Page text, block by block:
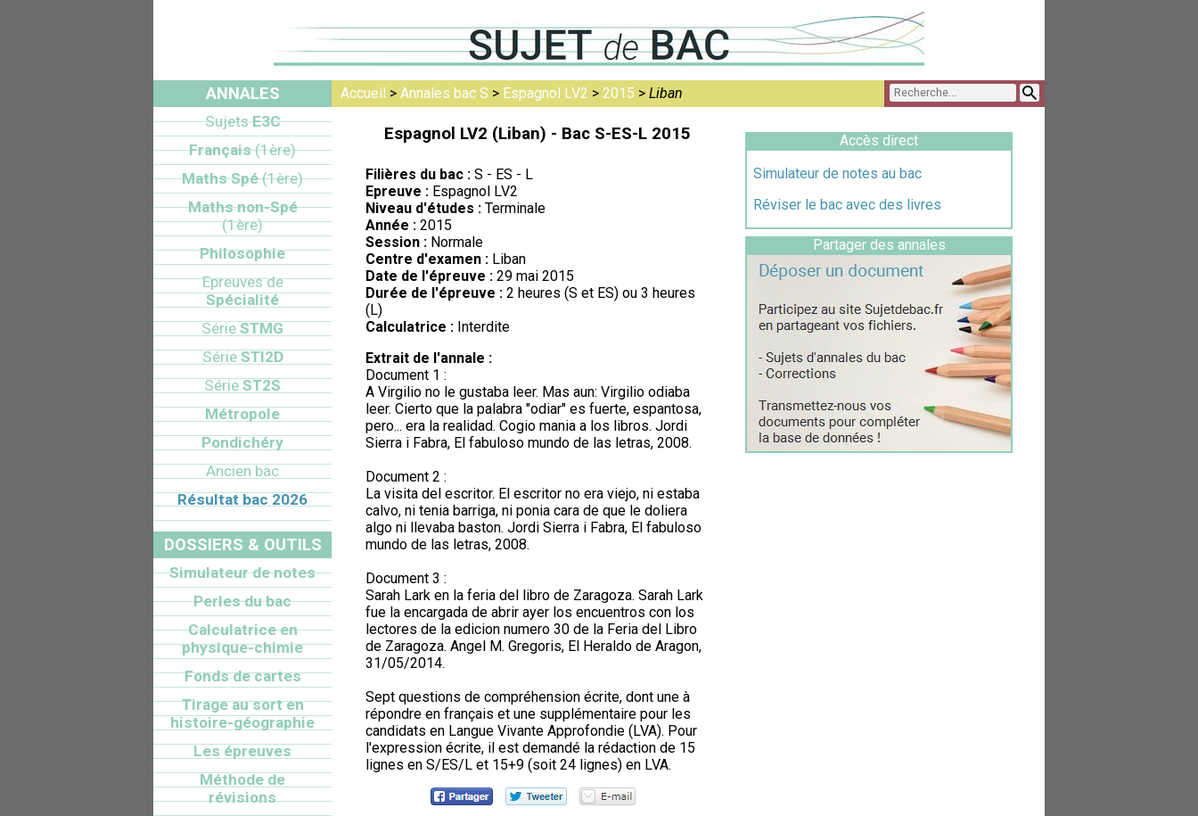
Accueil > Annales bac S > Espagnol LV2 > 2015 > Liban
Espagnol LV2 (Liban) - Bac S-ES-L 2015
Filières du bac : S - ES - L
Epreuve : Espagnol LV2
Niveau d'études : Terminale
Année : 2015
Session : Normale
Centre d'examen : Liban
Date de l'épreuve : 29 mai 2015
Durée de l'épreuve : 2 heures (S et ES) ou 3 heures
(L)
Calculatrice : Interdite
Extrait de l'annale :
Document 1 :
A Virgilio no le gustaba leer. Mas aun: Virgilio odiaba
leer. Cierto que la palabra "odiar" es fuerte, espantosa,
pero... era la realidad. Cogio mania a los libros. Jordi
Sierra i Fabra, El fabuloso mundo de las letras, 2008.
Document 2 :
La visita del escritor. El escritor no era viejo, ni estaba
calvo, ni tenia barriga, ni ponia cara de que le doliera
algo ni llevaba baston. Jordi Sierra i Fabra, El fabuloso
mundo de las letras, 2008.
Document 3 :
Sarah Lark en la feria del libro de Zaragoza. Sarah Lark
fue la encargada de abrir ayer los encuentros con los
lectores de la edicion numero 30 de la Feria del Libro
de Zaragoza. Angel M. Gregoris, El Heraldo de Aragon,
31/05/2014.
Sept questions de compréhension écrite, dont une à
répondre en français et une supplémentaire pour les
candidats en Langue Vivante Approfondie (LVA). Pour
l'expression écrite, il est demandé la rédaction de 15
lignes en S/ES/L et 15+9 (soit 24 lignes) en LVA.
Accès direct
Simulateur de notes au bac
Réviser le bac avec des livres
Partager des annales
ANNALES
SujetsE3C
Français(1ère)
Maths Spé(1ère)
Maths non-Spé
(1ère)
Philosophie
Epreuves de
Spécialité
Série STMG
SérieSTI2D
Série ST2S
Métropole
Pondichéry
Ancien bac
Résultat bac 2026
DOSSIERS & OUTILS
Simulateur de notes
Perles du bac
Calculatrice en
physique-chimie
Fonds de cartes
Tirage au sort en
histoire-géographie
Les épreuves
Méthode de
révisions